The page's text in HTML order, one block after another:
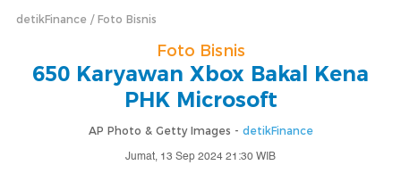
detikFinance Foto Bisnis
Foto Bisnis
650 Karyawan Xbox Bakal Kena
PHK Microsoft
AP Photo & Getty Images - detikFinance
Jumat, 13 Sep 2024 21:30 WIB